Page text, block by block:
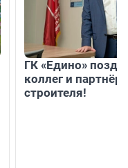
ГК «Едино»
коллег и
строителя!